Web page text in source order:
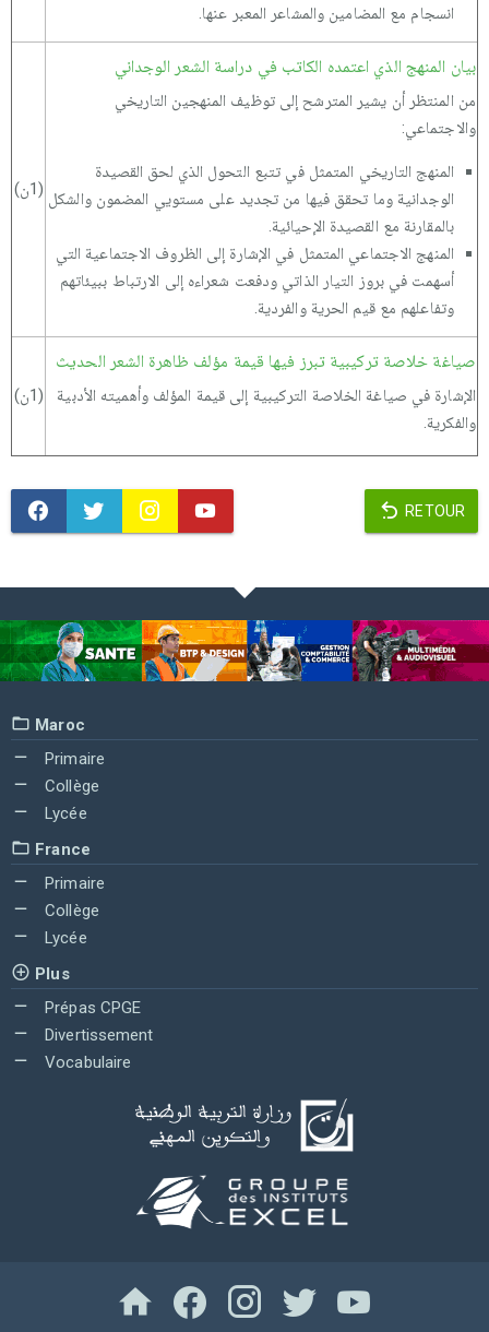
انسجام مع المضامين والمشاعر المعبر عنها.
بيان المنهج الذي اعتمده الكاتب في دراسة الشعر الوجداني
من المنتظر أن يشير المترشح إلى توظيف المنهجين التاريخي
والاجتماعي:
المنهج التاريخي المتمثل في تتبع التحول الذي لحق القصيدة
الوجدانية وما تحقق فيها من تجديد على مستويي المضمون والشكل
بالمقارنة مع القصيدة الإحيائية.
المنهج الاجتماعي المتمثل في الإشارة إلى الظروف الاجتماعية التي
أسهمت في بروز التيار الذاتي ودفعت شعراءه إلى الارتباط ببيئاتهم
وتفاعلهم مع قيم الحرية والفردية.
(1ن)
صياغة خلاصة تركيبية تبرز فيها قيمة مؤلف ظاهرة الشعر الحديث
الإشارة في صياغة الخلاصة التركيبية إلى قيمة المؤلف وأهميته الأدبية
والفكرية.
(1ن)
RETOUR
Maroc
Primaire
Collège
Lycée
France
Primaire
Collège
Lycée
Plus
Prépas CPGE
Divertissement
Vocabulaire